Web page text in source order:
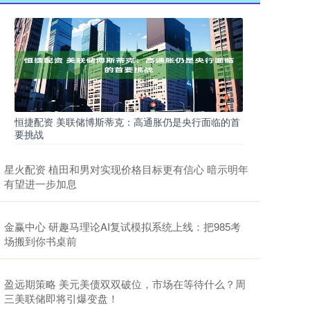
恒捷配资 美联储博斯蒂克：高通胀仍是央行面临的首
要挑战
星火配资 植田和男对实现价格目标更有信心 暗示明年
有望进一步加息
金赢中心 研趣马理论AI复试模拟系统上线：把985考
场搬到你书桌前
盈远期策略 美元美债双双破位，市场在等待什么？周
三美联储即将引爆变盘！